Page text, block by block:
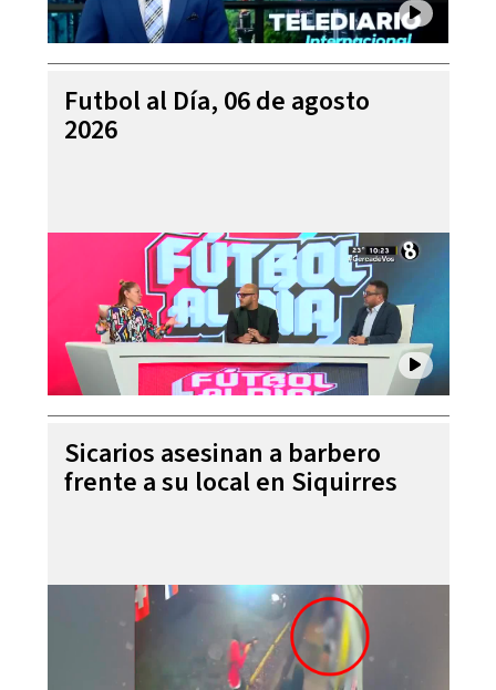
Futbol al Día, 06 de agosto
2026
Sicarios asesinan a barbero
frente a su local en Siquirres